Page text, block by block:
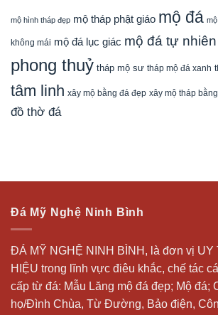
mộ hình tháp đẹp mộ tháp phật giáo mộ đá
không mái mộ đá lục giác mộ đá tự nhiên
phong thuỷ tháp mộ sư tháp mộ đá xanh
tâm linh xây mộ bằng đá đẹp xây mộ tháp
đồ thờ đá
Đá Mỹ Nghệ Ninh Bình
ĐÁ MỸ NGHỆ NINH BÌNH, là đơn vị
HIỆU trong lĩnh vực điêu khắc, chế tác
cấp từ đá: Mẫu Lăng mộ đá đẹp; Mộ đá;
họ/Đình Chùa, Từ Đường, Bảo điện,